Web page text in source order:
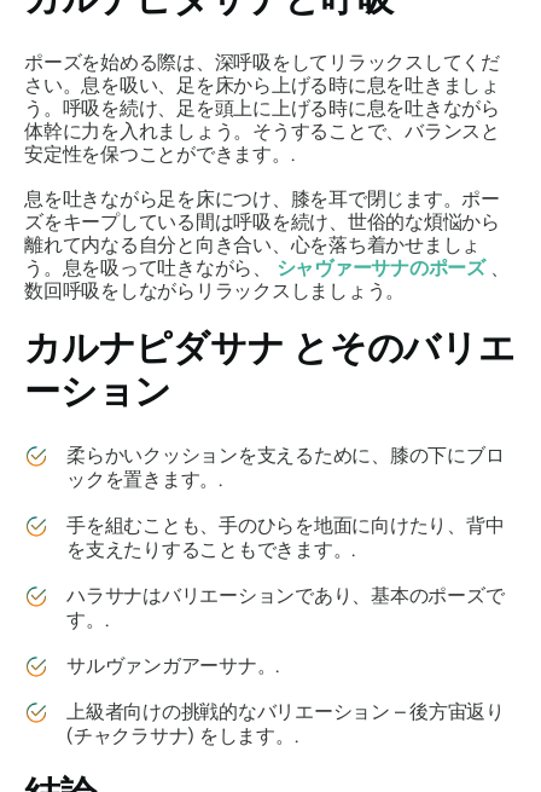
ポーズを始める際は、深呼吸をしてリラックスしてくだ
さい。息を吸い、足を床から上げる時に息を吐きましょ
う。呼吸を続け、足を頭上に上げる時に息を吐きながら
体幹に力を入れましょう。そうすることで、バランスと
安定性を保つことができます。.
息を吐きながら足を床につけ、膝を耳で閉じます。ポー
ズをキープしている間は呼吸を続け、世俗的な煩悩から
離れて内なる自分と向き合い、心を落ち着かせましょ
う。息を吸って吐きながら、 シャヴァーサナのポーズ、
数回呼吸をしながらリラックスしましょう。
カルナピダサナ とそのバリエ
ーション
柔らかいクッションを支えるために、膝の下にブロ
ックを置きます。.
手を組むことも、手のひらを地面に向けたり、背中
を支えたりすることもできます。.
ハラサナはバリエーションであり、基本のポーズで
す。.
サルヴァンガアーサナ。.
上級者向けの挑戦的なバリエーション – 後方宙返り
(チャクラサナ) をします。.